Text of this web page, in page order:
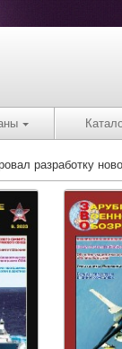
разработку